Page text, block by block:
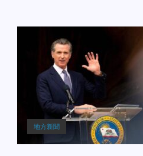
地方新聞